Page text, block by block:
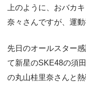
上のように、おバカ
奈々さんですが、運動
先日のオールスター
て新星のSKE48の須
の丸山桂里奈さんと